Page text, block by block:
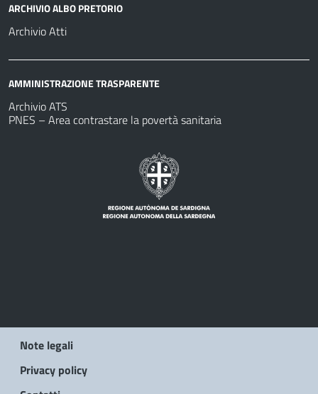
ARCHIVIO ALBO PRETORIO
Archivio Atti
AMMINISTRAZIONE TRASPARENTE
Archivio ATS
PNES – Area contrastare la povertà sanitaria
Note legali
Privacy policy